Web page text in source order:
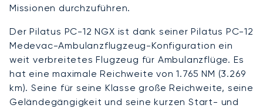
Missionen durchzuführen.
Der Pilatus PC-12 NGX ist dank seiner Pilatus PC-12
Medevac-Ambulanzflugzeug-Konfiguration ein
weit verbreitetes Flugzeug für Ambulanzflüge. Es
hat eine maximale Reichweite von 1.765 NM (3.269
km). Seine für seine Klasse große Reichweite, seine
Geländegängigkeit und seine kurzen Start- und